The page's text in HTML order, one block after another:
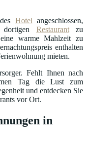
Hotel angeschlossen,
Restaurantzu
warme Mahlzeit zu
enthalten
mieten.
Fehlt Ihnen nach
Tag die Lust zum
und entdecken Sie
vor Ort.
in